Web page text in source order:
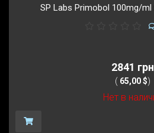
SP Labs Primobol 100mg/
2841 грн
( 65,00 $)
Нет в